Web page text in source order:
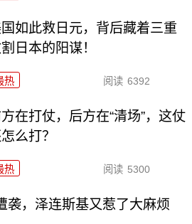
如此救日元，背后藏着三重
日本的阳谋！
热 阅读 6392
在打仗，后方在“清场”，这仗
么打？
热 阅读 5300
袭，泽连斯基又惹了大麻烦